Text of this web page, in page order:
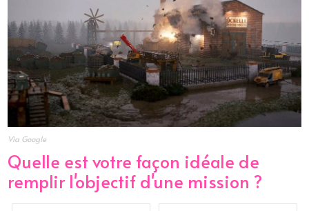
Via Google
Quelle est votre façon idéale de
remplir l'objectif d'une mission ?